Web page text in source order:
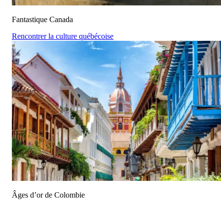
Fantastique Canada
Rencontrer la culture québécoise
Âges d’or de Colombie